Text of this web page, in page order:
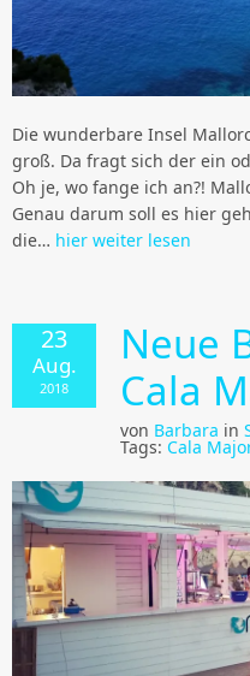
Die wunderbare Insel
groß. Da fragt sich der ein
Oh je, wo fange ich an?!
Genau darum soll es hier
die… hier weiter lesen
23
Aug.
2018
Neue
Cala
von Barbara in
Tags: Cala Major